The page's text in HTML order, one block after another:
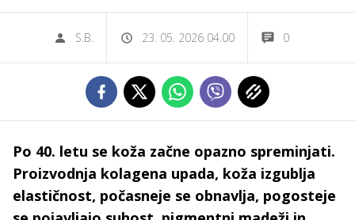
S.B. 23. 05. 2026 04.00 0
Po 40. letu se koža začne opazno spreminjati.
Proizvodnja kolagena upada, koža izgublja
elastičnost, počasneje se obnavlja, pogosteje